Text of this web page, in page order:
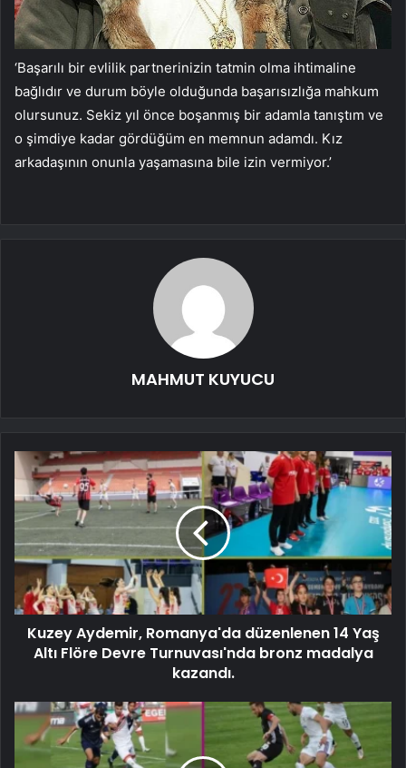
‘Başarılı bir evlilik partnerinizin tatmin olma ihtimaline
bağlıdır ve durum böyle olduğunda başarısızlığa mahkum
olursunuz. Sekiz yıl önce boşanmış bir adamla tanıştım ve
o şimdiye kadar gördüğüm en memnun adamdı. Kız
arkadaşının onunla yaşamasına bile izin vermiyor.’
MAHMUT KUYUCU
Kuzey Aydemir, Romanya'da düzenlenen 14 Yaş
Altı Flöre Devre Turnuvası'nda bronz madalya
kazandı.